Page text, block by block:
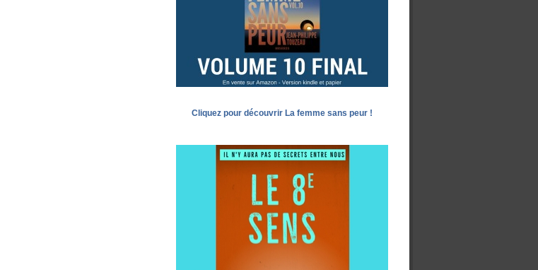
Cliquez pour découvrir La femme sans peur !